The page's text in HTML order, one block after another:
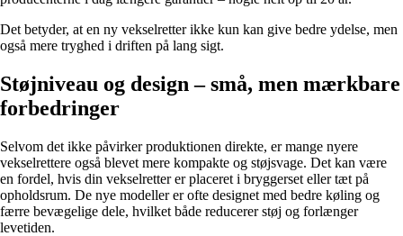
Det betyder, at en ny vekselretter ikke kun kan give bedre ydelse, men
også mere tryghed i driften på lang sigt.
Støjniveau og design – små, men mærkbare
forbedringer
Selvom det ikke påvirker produktionen direkte, er mange nyere
vekselrettere også blevet mere kompakte og støjsvage. Det kan være
en fordel, hvis din vekselretter er placeret i bryggerset eller tæt på
opholdsrum. De nye modeller er ofte designet med bedre køling og
færre bevægelige dele, hvilket både reducerer støj og forlænger
levetiden.